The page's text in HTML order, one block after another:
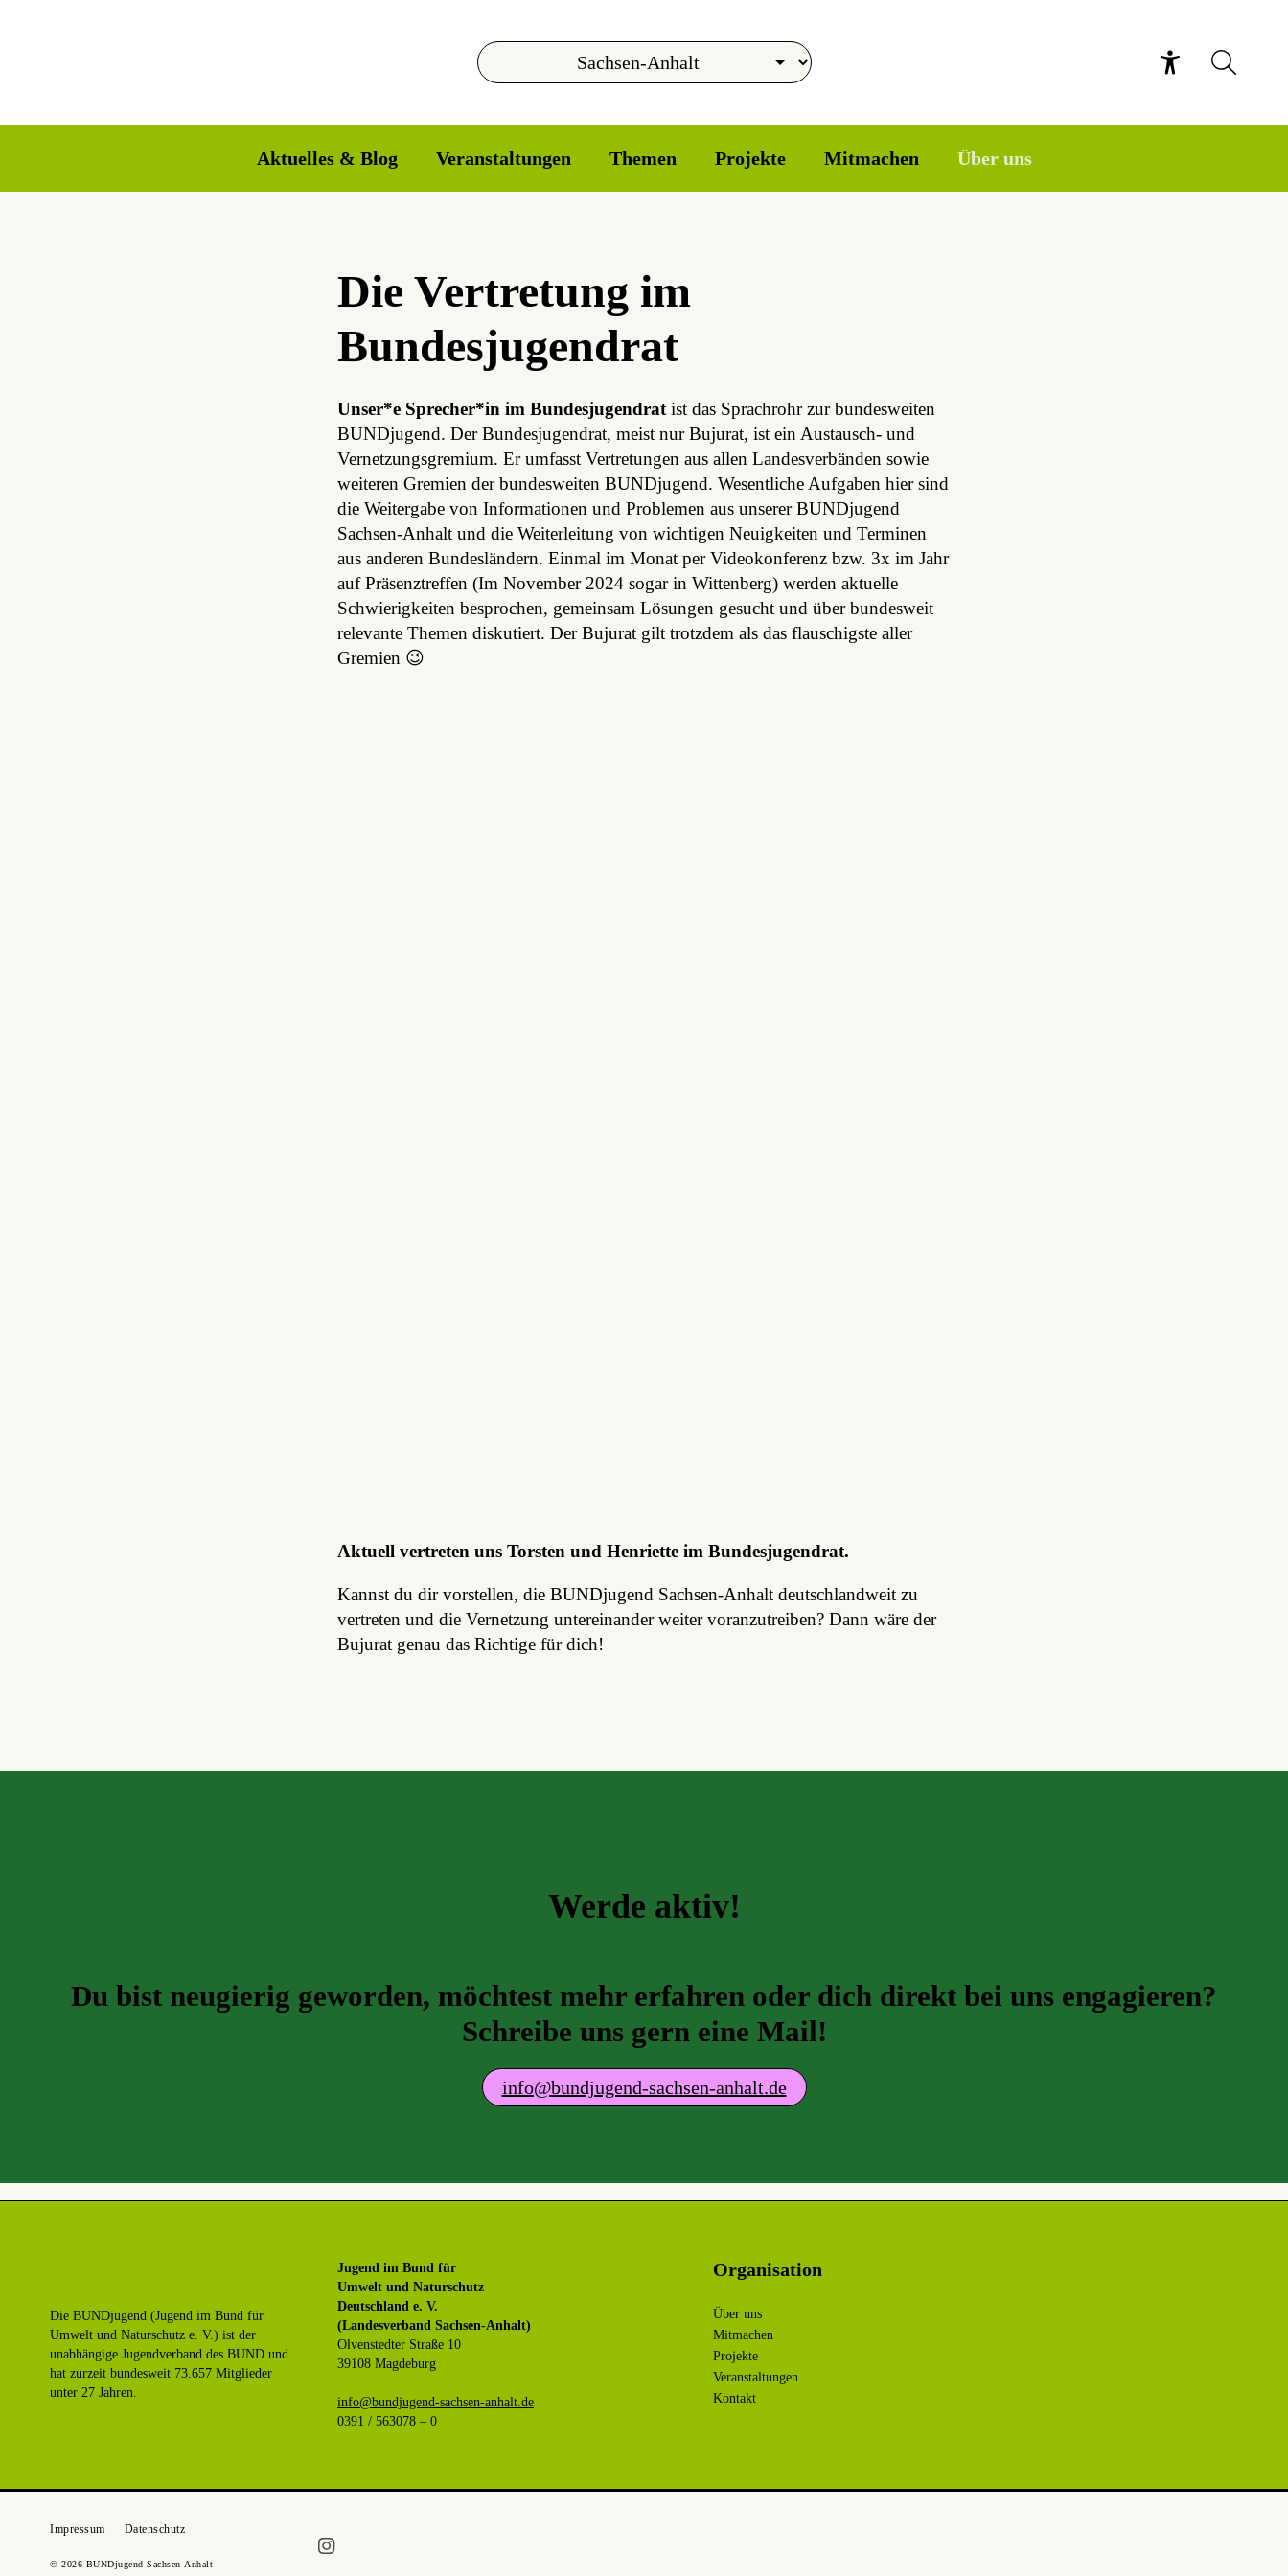
Aktuelles & Blog Veranstaltungen Themen Projekte Mitmachen Über uns
Die Vertretung im
Bundesjugendrat
Unser*e Sprecher*in im Bundesjugendrat ist das Sprachrohr zur bundesweiten
BUNDjugend. Der Bundesjugendrat, meist nur Bujurat, ist ein Austausch- und
Vernetzungsgremium. Er umfasst Vertretungen aus allen Landesverbänden sowie
weiteren Gremien der bundesweiten BUNDjugend. Wesentliche Aufgaben hier sind
die Weitergabe von Informationen und Problemen aus unserer BUNDjugend
Sachsen-Anhalt und die Weiterleitung von wichtigen Neuigkeiten und Terminen
aus anderen Bundesländern. Einmal im Monat per Videokonferenz bzw. 3x im Jahr
auf Präsenztreffen (Im November 2024 sogar in Wittenberg) werden aktuelle
Schwierigkeiten besprochen, gemeinsam Lösungen gesucht und über bundesweit
relevante Themen diskutiert. Der Bujurat gilt trotzdem als das flauschigste aller
Gremien 😉
Aktuell vertreten uns Torsten und Henriette im Bundesjugendrat.
Kannst du dir vorstellen, die BUNDjugend Sachsen-Anhalt deutschlandweit zu
vertreten und die Vernetzung untereinander weiter voranzutreiben? Dann wäre der
Bujurat genau das Richtige für dich!
Werde aktiv!
Du bist neugierig geworden, möchtest mehr erfahren oder dich direkt bei uns engagieren?
Schreibe uns gern eine Mail!
ed.tlahna-neshcas-dnegujdnub@ofni
Die BUNDjugend (Jugend im Bund für
Umwelt und Naturschutz e. V.) ist der
unabhängige Jugendverband des BUND und
hat zurzeit bundesweit 73.657 Mitglieder
unter 27 Jahren.
Jugend im Bund für
Umwelt und Naturschutz
Deutschland e. V.
(Landesverband Sachsen-Anhalt)
Olvenstedter Straße 10
39108 Magdeburg
ed.tlahna-neshcas-dnegujdnub@ofni
0391 / 563078 – 0
Organisation
Über uns
Mitmachen
Projekte
Veranstaltungen
Kontakt
Impressum Datenschutz
© 2026 BUNDjugend Sachsen-Anhalt